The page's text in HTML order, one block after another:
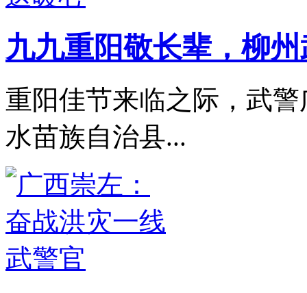
九九重阳敬长辈，柳
重阳佳节来临之际，武
水苗族自治县...